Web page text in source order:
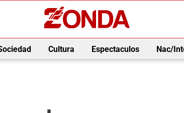
Cultura Espectaculos Nac/